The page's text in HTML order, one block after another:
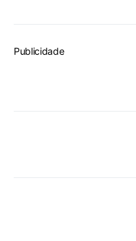
Publicidade